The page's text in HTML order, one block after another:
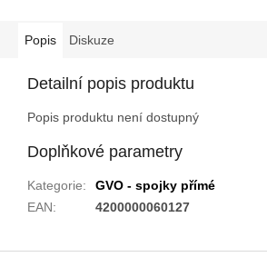
Popis Diskuze
Detailní popis produktu
Popis produktu není dostupný
Doplňkové parametry
Kategorie:
GVO - spojky přímé
EAN: 4200000060127